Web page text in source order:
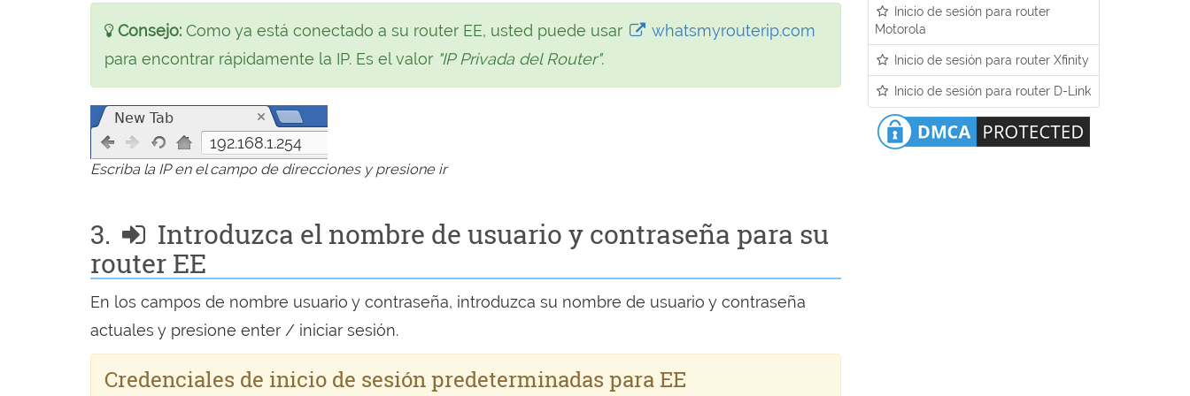
Consejo: Como ya está conectado a su router EE, usted puede usar
whatsmyrouterip.com
para encontrar rápidamente la IP. Es el valor "IP Privada del Router".
192.168.1.254
Escriba la IP en el campo de direcciones y presione ir
3.
Introduzca el nombre de usuario y contraseña para su
router EE
En los campos de nombre usuario y contraseña, introduzca su nombre de usuario y contraseña
actuales y presione enter / iniciar sesión.
Credenciales de inicio de sesión predeterminadas para EE
Inicio de sesión para router
Motorola
Inicio de sesión para router Xfinity
Inicio de sesión para router D-Link